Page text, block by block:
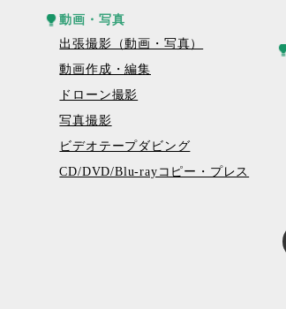
動画・写真
出張撮影（動画・写真）
動画作成・編集
ドローン撮影
写真撮影
ビデオテープダビング
CD/DVD/Blu-rayコピー・プレス